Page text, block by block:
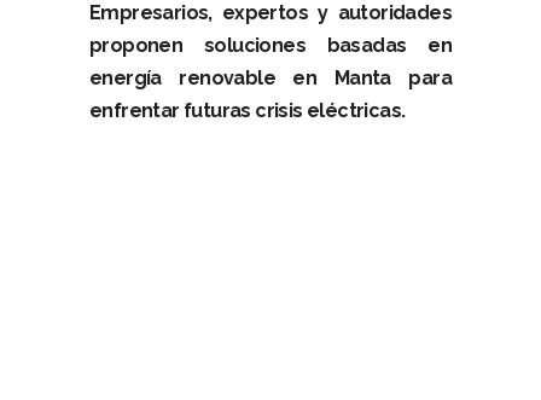
Empresarios, expertos y autoridades
proponen soluciones basadas en
energía renovable en Manta para
enfrentar futuras crisis eléctricas.